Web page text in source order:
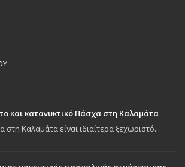
και κατανυκτικό Πάσχα στη Καλαμάτα
στη Καλαμάτα είναι ιδιαίτερα ξεχωριστό...